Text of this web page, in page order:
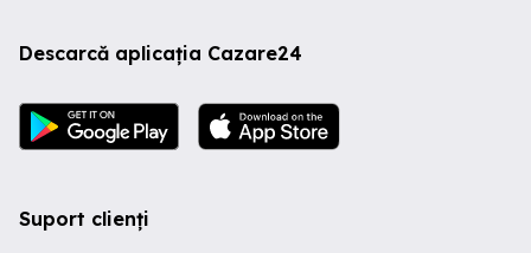
Descarcă aplicația Cazare24
Suport clienți